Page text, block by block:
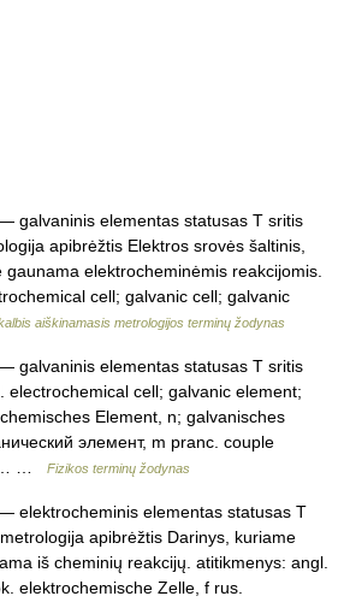
galvaninis elementas statusas T sritis
apibrėžtis Elektros srovės šaltinis,
elektrocheminėmis reakcijomis.
cell; galvanic cell; galvanic
aiškinamasis metrologijos terminų žodynas
galvaninis elementas statusas T sritis
electrochemical cell; galvanic element;
Element, n; galvanisches
элемент, m pranc. couple
…
Fizikos terminų žodynas
elektrocheminis elementas statusas T
apibrėžtis Darinys, kuriame
iš cheminių reakcijų. atitikmenys: angl.
elektrochemische Zelle, f rus.